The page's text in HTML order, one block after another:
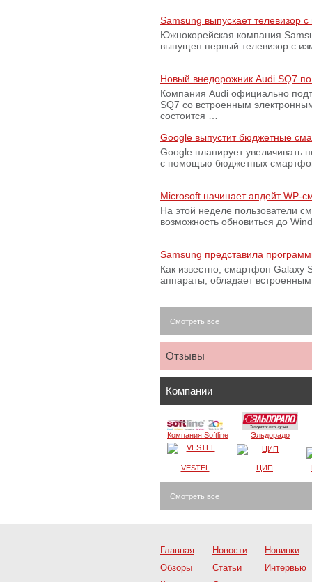
Samsung выпускает телевизор
Южнокорейская компания
выпущен первый телевизор с
Новый внедорожник Audi SQ7
Компания Audi официально
SQ7 со встроенным
состоится …
Google выпустит бюджетные
Google планирует увеличивать
с помощью бюджетных
Microsoft начинает апдейт WP-
На этой неделе пользователи
возможность обновиться до
Samsung представила
Как известно, смартфон Galaxy
аппараты, обладает
Смотреть все
Отзывы
Компании
Компания Softline Эльдорадо
VESTEL ЦИП
Смотреть все
Главная Новости
Новинки
Обзоры
Статьи
Интервью